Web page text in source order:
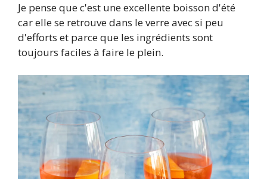
Je pense que c'est une excellente boisson d'été
car elle se retrouve dans le verre avec si peu
d'efforts et parce que les ingrédients sont
toujours faciles à faire le plein.